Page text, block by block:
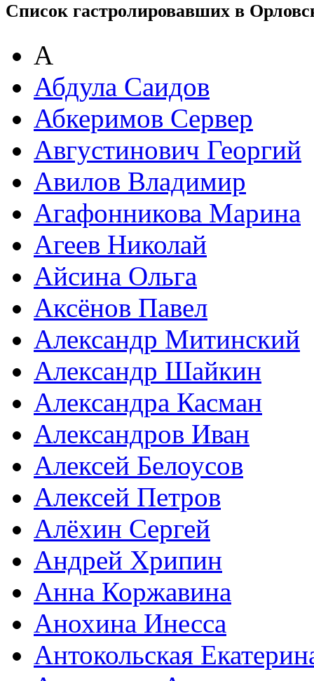
Список гастролировавших в
А
Абдула Саидов
Абкеримов Сервер
Августинович Георгий
Авилов Владимир
Агафонникова Марина
Агеев Николай
Айсина Ольга
Аксёнов Павел
Александр Митинский
Александр Шайкин
Александра Касман
Александров Иван
Алексей Белоусов
Алексей Петров
Алёхин Сергей
Андрей Хрипин
Анна Коржавина
Анохина Инесса
Антокольская